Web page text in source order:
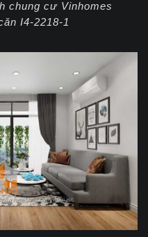
chung cư Vinhomes
I4-2218-1